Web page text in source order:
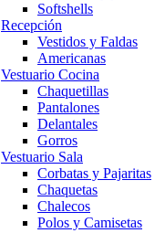
Softshells
Recepción
Vestidos y Faldas
Americanas
Vestuario Cocina
Chaquetillas
Pantalones
Delantales
Gorros
Vestuario Sala
Corbatas y Pajaritas
Chaquetas
Chalecos
Polos y Camisetas